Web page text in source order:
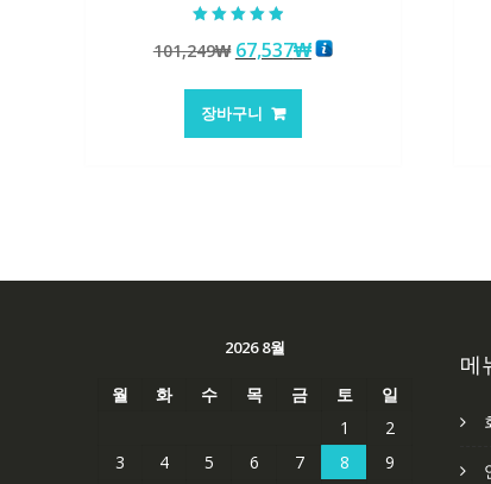
4.50
로 평가됨
101,249₩ 원
가
격:
67,537₩현
장바구니
2026 8월
월 화 수 목 금 토
일
1
2
3
4 5 6 7 8
9
메